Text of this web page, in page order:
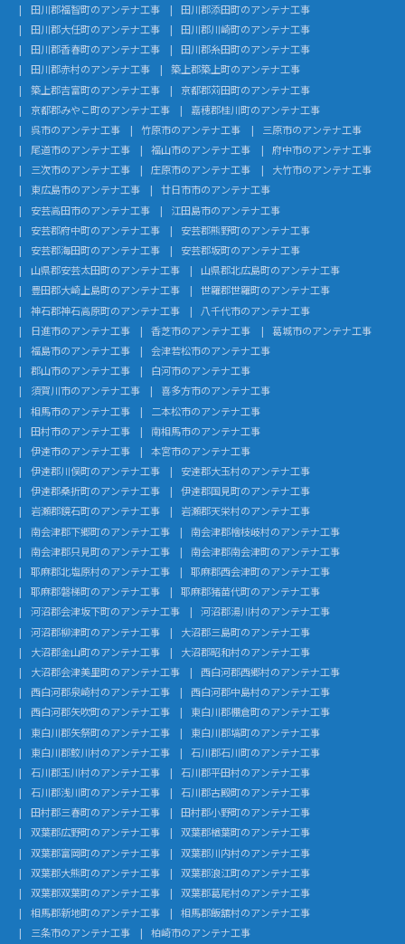
田川郡福智町のアンテナ工事
田川郡添田町のアンテナ工事
田川郡大任町のアンテナ工事
田川郡川崎町のアンテナ工事
田川郡香春町のアンテナ工事
田川郡糸田町のアンテナ工事
田川郡赤村のアンテナ工事
築上郡築上町のアンテナ工事
築上郡吉富町のアンテナ工事
京都郡苅田町のアンテナ工事
京都郡みやこ町のアンテナ工事
嘉穂郡桂川町のアンテナ工事
呉市のアンテナ工事
竹原市のアンテナ工事
三原市のアンテナ工事
尾道市のアンテナ工事
福山市のアンテナ工事
府中市のアンテナ工事
三次市のアンテナ工事
庄原市のアンテナ工事
大竹市のアンテナ工事
東広島市のアンテナ工事
廿日市市のアンテナ工事
安芸高田市のアンテナ工事
江田島市のアンテナ工事
安芸郡府中町のアンテナ工事
安芸郡熊野町のアンテナ工事
安芸郡海田町のアンテナ工事
安芸郡坂町のアンテナ工事
山県郡安芸太田町のアンテナ工事
山県郡北広島町のアンテナ工事
豊田郡大崎上島町のアンテナ工事
世羅郡世羅町のアンテナ工事
神石郡神石高原町のアンテナ工事
八千代市のアンテナ工事
日進市のアンテナ工事
香芝市のアンテナ工事
葛城市のアンテナ工事
福島市のアンテナ工事
会津若松市のアンテナ工事
郡山市のアンテナ工事
白河市のアンテナ工事
須賀川市のアンテナ工事
喜多方市のアンテナ工事
相馬市のアンテナ工事
二本松市のアンテナ工事
田村市のアンテナ工事
南相馬市のアンテナ工事
伊達市のアンテナ工事
本宮市のアンテナ工事
伊達郡川俣町のアンテナ工事
安達郡大玉村のアンテナ工事
伊達郡桑折町のアンテナ工事
伊達郡国見町のアンテナ工事
岩瀬郡鏡石町のアンテナ工事
岩瀬郡天栄村のアンテナ工事
南会津郡下郷町のアンテナ工事
南会津郡檜枝岐村のアンテナ工事
南会津郡只見町のアンテナ工事
南会津郡南会津町のアンテナ工事
耶麻郡北塩原村のアンテナ工事
耶麻郡西会津町のアンテナ工事
耶麻郡磐梯町のアンテナ工事
耶麻郡猪苗代町のアンテナ工事
河沼郡会津坂下町のアンテナ工事
河沼郡湯川村のアンテナ工事
河沼郡柳津町のアンテナ工事
大沼郡三島町のアンテナ工事
大沼郡金山町のアンテナ工事
大沼郡昭和村のアンテナ工事
大沼郡会津美里町のアンテナ工事
西白河郡西郷村のアンテナ工事
西白河郡泉崎村のアンテナ工事
西白河郡中島村のアンテナ工事
西白河郡矢吹町のアンテナ工事
東白川郡棚倉町のアンテナ工事
東白川郡矢祭町のアンテナ工事
東白川郡塙町のアンテナ工事
東白川郡鮫川村のアンテナ工事
石川郡石川町のアンテナ工事
石川郡玉川村のアンテナ工事
石川郡平田村のアンテナ工事
石川郡浅川町のアンテナ工事
石川郡古殿町のアンテナ工事
田村郡三春町のアンテナ工事
田村郡小野町のアンテナ工事
双葉郡広野町のアンテナ工事
双葉郡楢葉町のアンテナ工事
双葉郡富岡町のアンテナ工事
双葉郡川内村のアンテナ工事
双葉郡大熊町のアンテナ工事
双葉郡浪江町のアンテナ工事
双葉郡双葉町のアンテナ工事
双葉郡葛尾村のアンテナ工事
相馬郡新地町のアンテナ工事
相馬郡飯舘村のアンテナ工事
三条市のアンテナ工事
柏崎市のアンテナ工事